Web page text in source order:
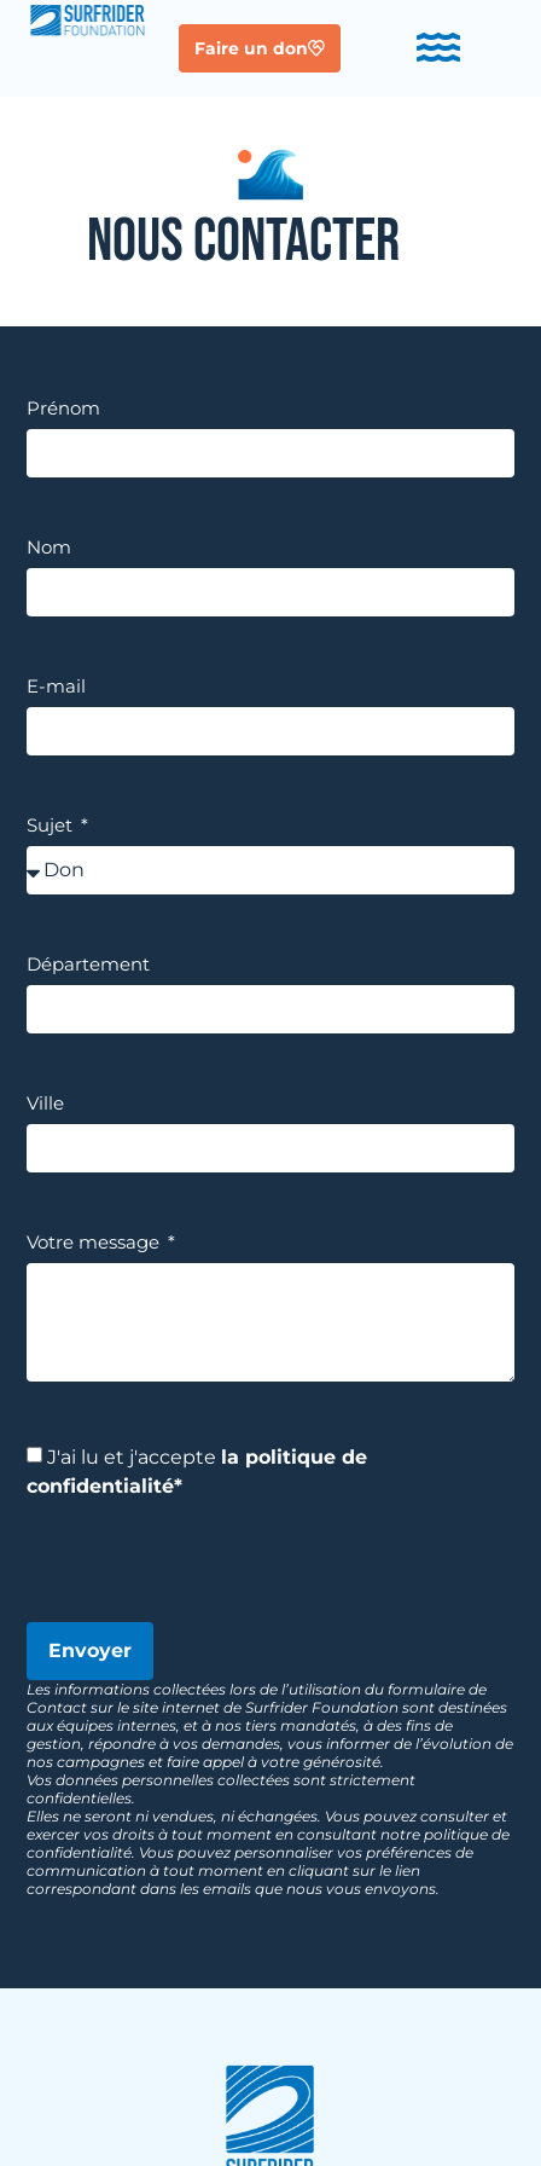
Faire un don
NOUS CONTACTER
Prénom
Nom
E-mail
Sujet
Département
Ville
Votre message
J'ai lu et j'accepte la politique de
confidentialité*
Envoyer
Les informations collectées lors de l’utilisation du formulaire de
Contact sur le site internet de Surfrider Foundation sont destinées
aux équipes internes, et à nos tiers mandatés, à des fins de
gestion, répondre à vos demandes, vous informer de l’évolution de
nos campagnes et faire appel à votre générosité.
Vos données personnelles collectées sont strictement
confidentielles.
Elles ne seront ni vendues, ni échangées. Vous pouvez consulter et
exercer vos droits à tout moment en consultant notre politique de
confidentialité. Vous pouvez personnaliser vos préférences de
communication à tout moment en cliquant sur le lien
correspondant dans les emails que nous vous envoyons.